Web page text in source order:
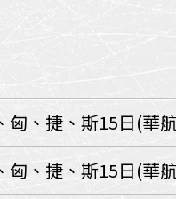
川
🍁四國山陽
歌天后演唱會
🧧山口縣
定型化契約
化契約
匈、捷、斯15日(華
匈、捷、斯15日(華